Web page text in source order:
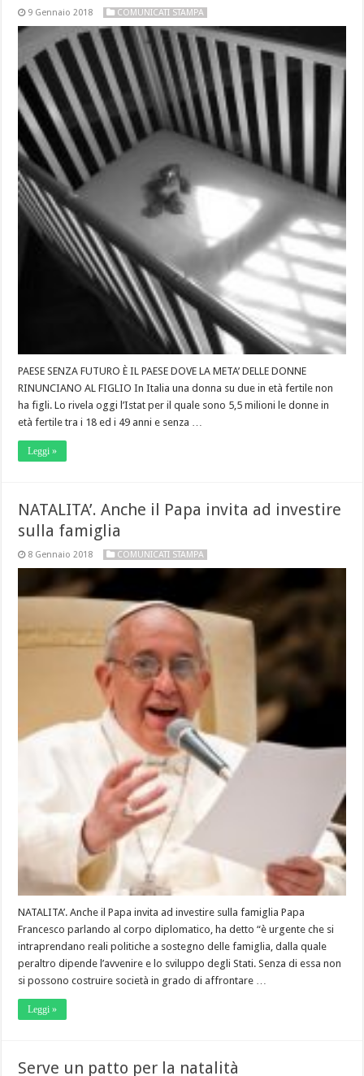
9 Gennaio 2018 COMUNICATI STAMPA
PAESE SENZA FUTURO È IL PAESE DOVE LA META’ DELLE DONNE
RINUNCIANO AL FIGLIO In Italia una donna su due in età fertile non
ha figli. Lo rivela oggi l’Istat per il quale sono 5,5 milioni le donne in
età fertile tra i 18 ed i 49 anni e senza …
Leggi »
NATALITA’. Anche il Papa invita ad investire
sulla famiglia
8 Gennaio 2018 COMUNICATI STAMPA
NATALITA’. Anche il Papa invita ad investire sulla famiglia Papa
Francesco parlando al corpo diplomatico, ha detto “è urgente che si
intraprendano reali politiche a sostegno delle famiglia, dalla quale
peraltro dipende l’avvenire e lo sviluppo degli Stati. Senza di essa non
si possono costruire società in grado di affrontare …
Leggi »
Serve un patto per la natalità